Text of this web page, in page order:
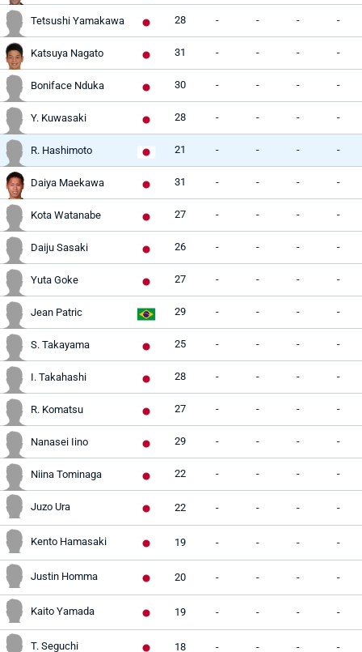
Tetsushi Yamakawa 28 - - - -
Katsuya Nagato 31 - - - -
Boniface Nduka 30 - - - -
Y. Kuwasaki 28 - - - -
R. Hashimoto 21 - - - -
Daiya Maekawa 31 - - - -
Kota Watanabe 27 - - - -
Daiju Sasaki 26 - - - -
Yuta Goke 27 - - - -
Jean Patric 29 - - - -
S. Takayama 25 - - - -
I. Takahashi 28 - - - -
R. Komatsu 27 - - - -
Nanasei Iino 29 - - - -
Niina Tominaga 22 - - - -
Juzo Ura 22 - - - -
Kento Hamasaki 19 - - - -
Justin Homma 20 - - - -
Kaito Yamada 19 - - - -
T. Seguchi 18 - - - -